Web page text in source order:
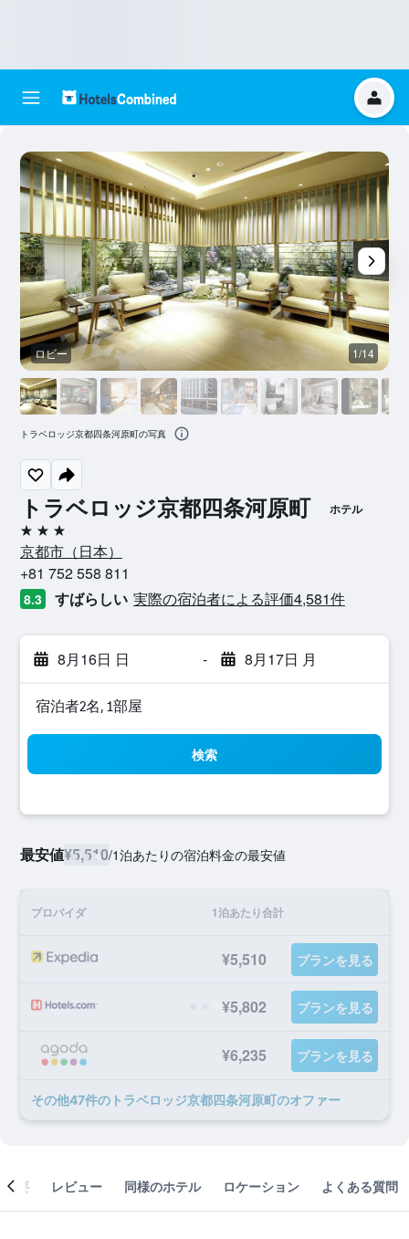
トラベロッジ京都四条河原町 ホテル
3つ星
京都市​（日本​）​
+81 752 558 811
8.3 すばらしい 実際の宿泊者による評価4,581​件
8月16日 日 - 8月17日 月
宿泊者2名, 1​部屋
検索
最安値¥5,510/1泊あたりの宿泊料金の最安値
プロバイダ 1泊あたり合計
¥5,510 プランを見る
¥5,802 プランを見る
¥6,235 プランを見る
​その他47​件のトラベロッジ京都四条河原町のオファー
ロビー 1/14
トラベロッジ京都四条河原町の写真
概要 レビュー 同様のホテル ロケーション よくある質問